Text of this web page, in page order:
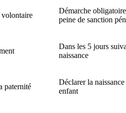
volontaire
Démarche
peine de sanction
Dans les 5 jours
naissance
paternité
Déclarer la
enfant